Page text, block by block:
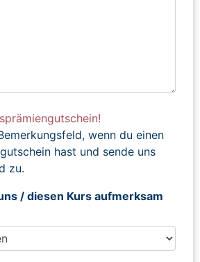
wenn du einen
hast und sende uns
zu.
/ diesen Kurs aufmerksam